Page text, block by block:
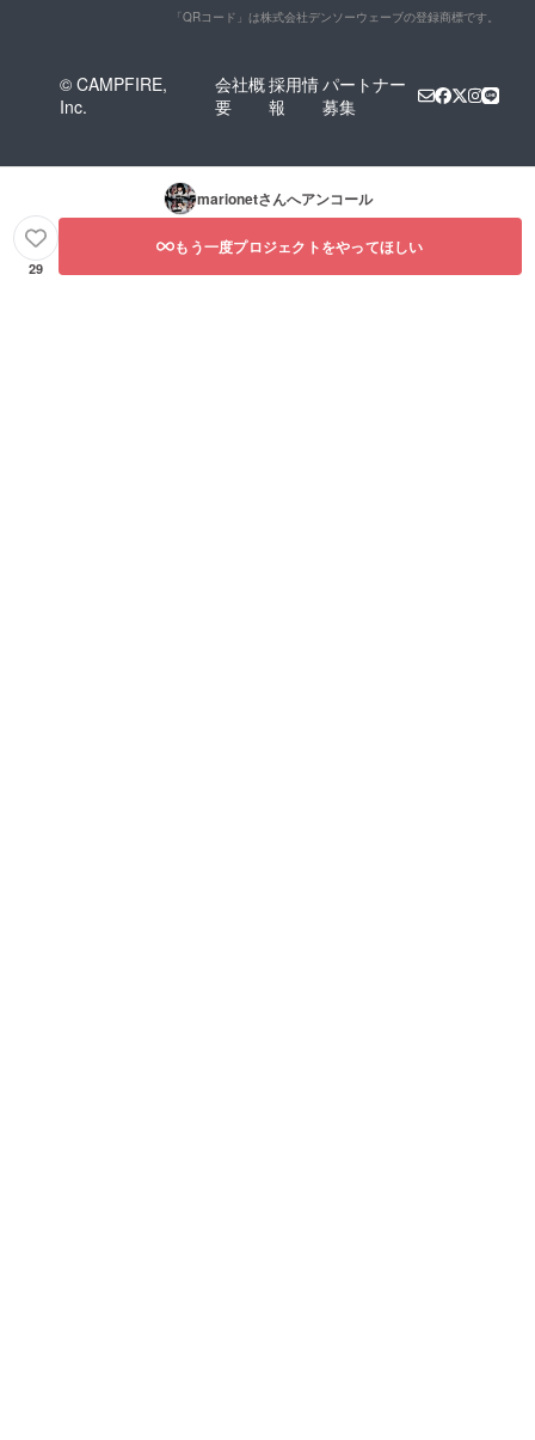
「QRコード」は株式会社デンソーウェーブの登録商標です。
© CAMPFIRE,
Inc.
会社概
要
採用情
報
パートナー
募集
marionetさんへアンコール
29
もう一度プロジェクトをやってほしい